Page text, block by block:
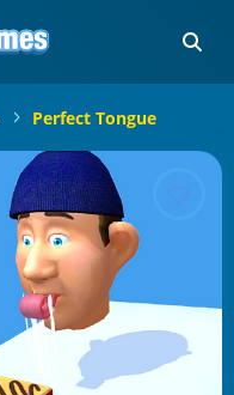
Perfect Tongue